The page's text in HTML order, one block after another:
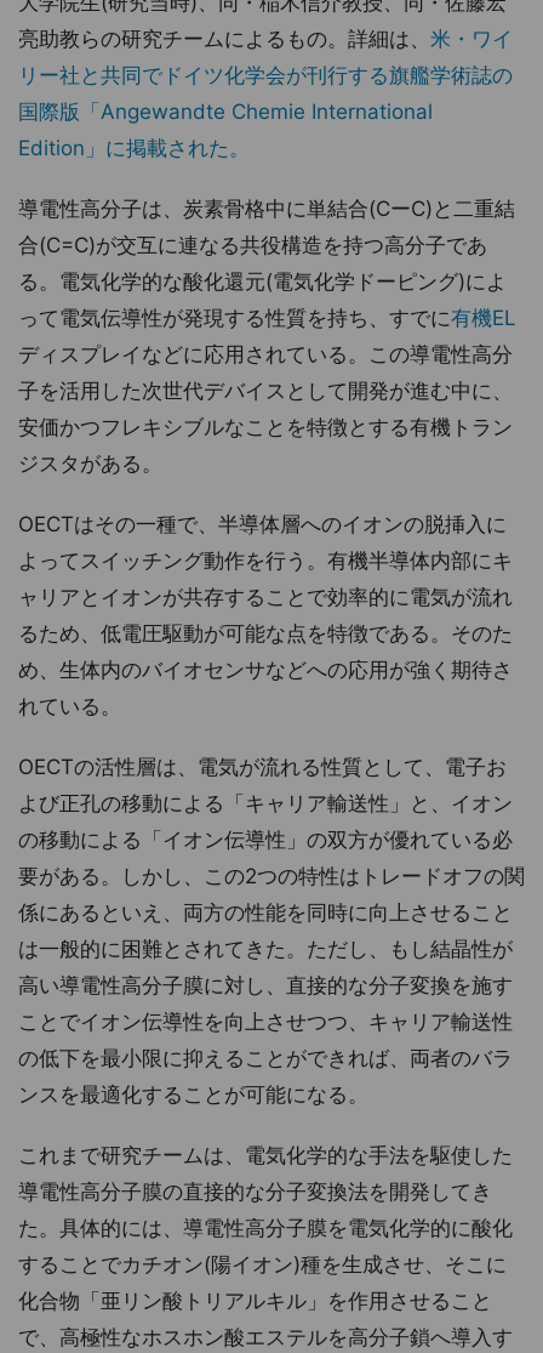
亮助教らの研究チームによるもの。詳細は、 米・ワイ
リー社と共同でドイツ化学会が刊行する旗艦学術誌の
国際版「Angewandte Chemie International
Edition」に掲載された。
導電性高分子は、炭素骨格中に単結合(CーC)と二重結
合(C=C)が交互に連なる共役構造を持つ高分子であ
る。電気化学的な酸化還元(電気化学ドーピング)によ
って電気伝導性が発現する性質を持ち、すでに有機EL
ディスプレイなどに応用されている。この導電性高分
子を活用した次世代デバイスとして開発が進む中に、
安価かつフレキシブルなことを特徴とする有機トラン
ジスタがある。
OECTはその一種で、半導体層へのイオンの脱挿入に
よってスイッチング動作を行う。有機半導体内部にキ
ャリアとイオンが共存することで効率的に電気が流れ
るため、低電圧駆動が可能な点を特徴である。そのた
め、生体内のバイオセンサなどへの応用が強く期待さ
れている。
OECTの活性層は、電気が流れる性質として、電子お
よび正孔の移動による「キャリア輸送性」と、イオン
の移動による「イオン伝導性」の双方が優れている必
要がある。しかし、この2つの特性はトレードオフの関
係にあるといえ、両方の性能を同時に向上させること
は一般的に困難とされてきた。ただし、もし結晶性が
高い導電性高分子膜に対し、直接的な分子変換を施す
ことでイオン伝導性を向上させつつ、キャリア輸送性
の低下を最小限に抑えることができれば、両者のバラ
ンスを最適化することが可能になる。
これまで研究チームは、電気化学的な手法を駆使した
導電性高分子膜の直接的な分子変換法を開発してき
た。具体的には、導電性高分子膜を電気化学的に酸化
することでカチオン(陽イオン)種を生成させ、そこに
化合物「亜リン酸トリアルキル」を作用させること
で、高極性なホスホン酸エステルを高分子鎖へ導入す